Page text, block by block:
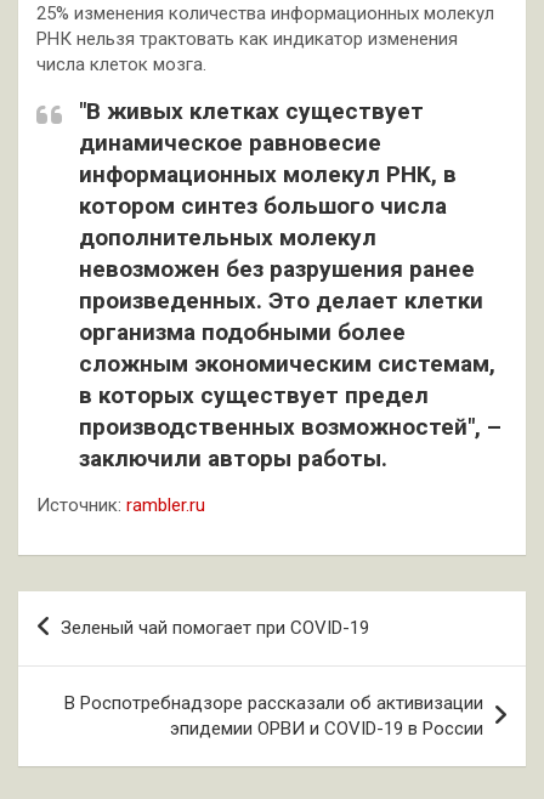
25% изменения количества информационных молекул
РНК нельзя трактовать как индикатор изменения
числа клеток мозга.
"В живых клетках существует
динамическое равновесие
информационных молекул РНК, в
котором синтез большого числа
дополнительных молекул
невозможен без разрушения ранее
произведенных. Это делает клетки
организма подобными более
сложным экономическим системам,
в которых существует предел
производственных возможностей", –
заключили авторы работы.
Источник: rambler.ru
Навигация
записям
Зеленый чай помогает при COVID-19
В Роспотребнадзоре рассказали об активизации
эпидемии ОРВИ и COVID-19 в России